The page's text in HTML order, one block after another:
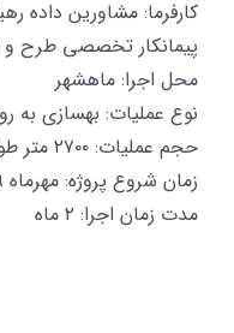
کارفرما: مشاورین داده
پیمانکار تخصصی طرح و
محل اجرا: ماهشهر
نوع عملیات: بهسازی به
حجم عملیات: ۲۷۰۰ متر طول
زمان شروع پروژه: مهرماه ۱۳۹۹
مدت زمان اجرا: ۲ ماه